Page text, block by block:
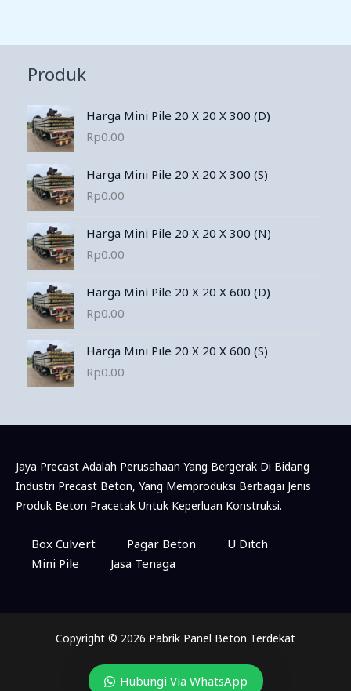
Produk
Harga Mini Pile 20 X 20 X 300 (D)
Rp0.00
Harga Mini Pile 20 X 20 X 300 (S)
Rp0.00
Harga Mini Pile 20 X 20 X 300 (N)
Rp0.00
Harga Mini Pile 20 X 20 X 600 (D)
Rp0.00
Harga Mini Pile 20 X 20 X 600 (S)
Rp0.00
Jaya Precast Adalah Perusahaan Yang Bergerak Di Bidang
Industri Precast Beton, Yang Memproduksi Berbagai Jenis
Produk Beton Pracetak Untuk Keperluan Konstruksi.
Box Culvert Pagar Beton
U Ditch
Mini Pile
Jasa Tenaga
Copyright © 2026 Pabrik Panel Beton Terdekat
Hubungi Via WhatsApp